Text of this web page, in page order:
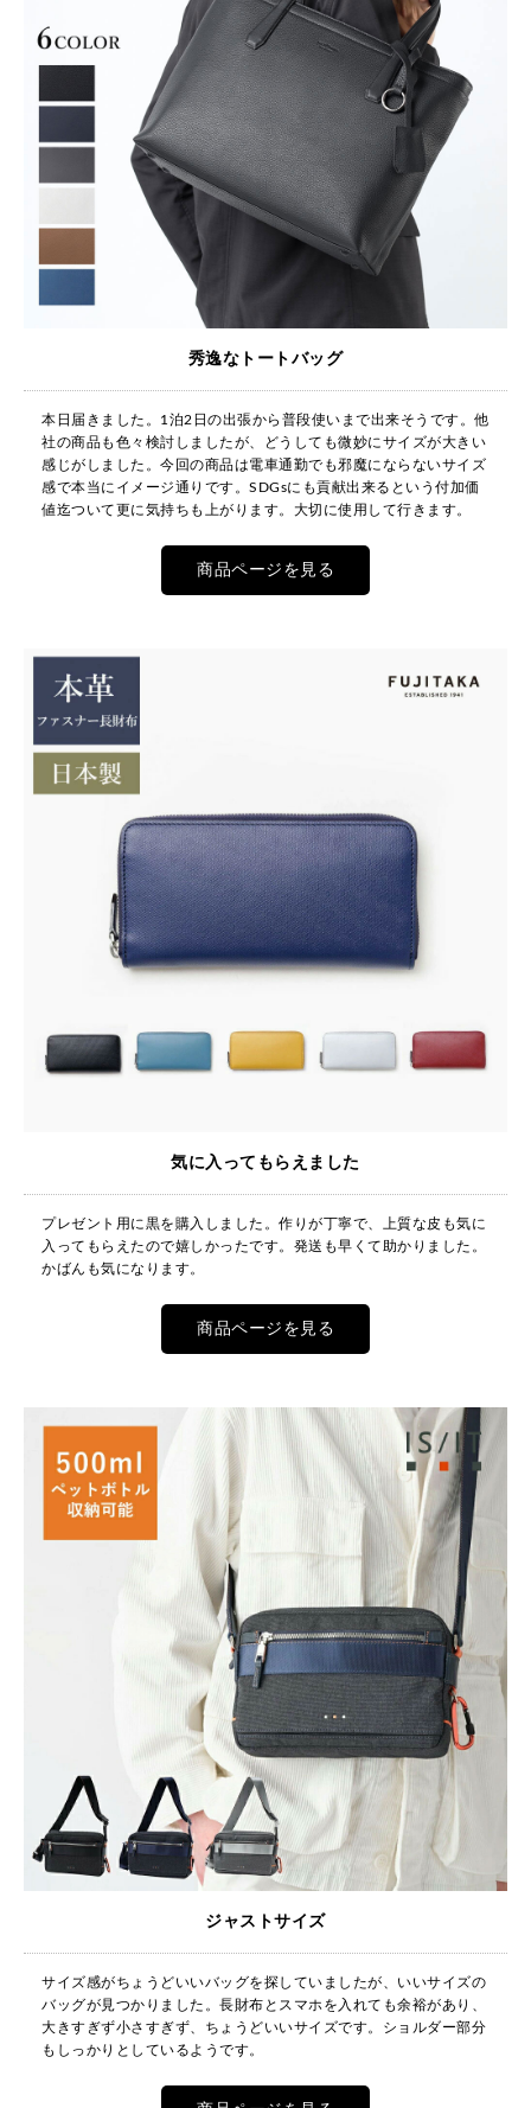
秀逸なトートバッグ
本日届きました。1泊2日の出張から普段使いまで出来そうです。他
社の商品も色々検討しましたが、どうしても微妙にサイズが大きい
感じがしました。今回の商品は電車通勤でも邪魔にならないサイズ
感で本当にイメージ通りです。SDGsにも貢献出来るという付加価
値迄ついて更に気持ちも上がります。大切に使用して行きます。
商品ページを見る
気に入ってもらえました
プレゼント用に黒を購入しました。作りが丁寧で、上質な皮も気に
入ってもらえたので嬉しかったです。発送も早くて助かりました。
かばんも気になります。
商品ページを見る
ジャストサイズ
サイズ感がちょうどいいバッグを探していましたが、いいサイズの
バッグが見つかりました。長財布とスマホを入れても余裕があり、
大きすぎず小さすぎず、ちょうどいいサイズです。ショルダー部分
もしっかりとしているようです。